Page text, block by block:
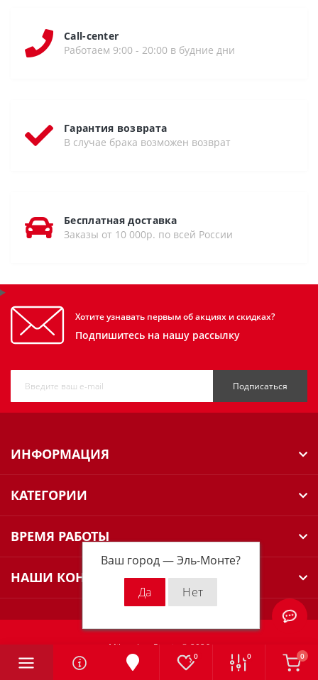
Ваш город —Эль-Монте?
0 0 0
Call-center
Работаем 9:00 - 20:00 в будние дни
Гарантия возврата
В случае брака возможен возврат
Бесплатная доставка
Заказы от 10 000р. по всей России
Хотите узнавать первым об акциях и скидках?
Подпишитесь на нашу рассылку
Подписаться
ИНФОРМАЦИЯ
КАТЕГОРИИ
ВРЕМЯ РАБОТЫ
НАШИ КОНТАКТЫ
Milwaukee Russia © 2026